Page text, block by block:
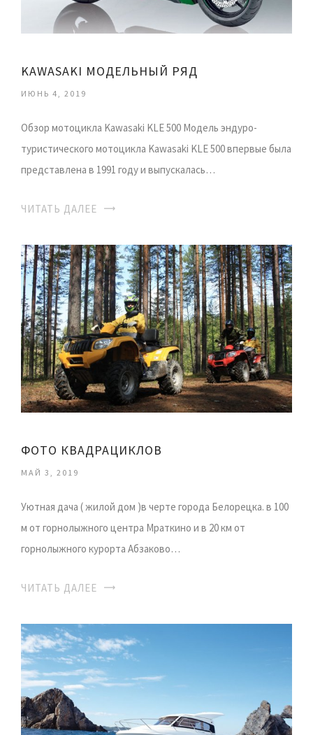
KAWASAKI МОДЕЛЬНЫЙ РЯД
ИЮНЬ 4, 2019
Обзор мотоцикла Kawasaki KLE 500 Модель эндуро-
туристического мотоцикла Kawasaki KLE 500 впервые была
представлена в 1991 году и выпускалась…
ЧИТАТЬ ДАЛЕЕ
ФОТО КВАДРАЦИКЛОВ
МАЙ 3, 2019
Уютная дача ( жилой дом )в черте города Белорецка. в 100
м от горнолыжного центра Мраткино и в 20 км от
горнолыжного курорта Абзаково…
ЧИТАТЬ ДАЛЕЕ